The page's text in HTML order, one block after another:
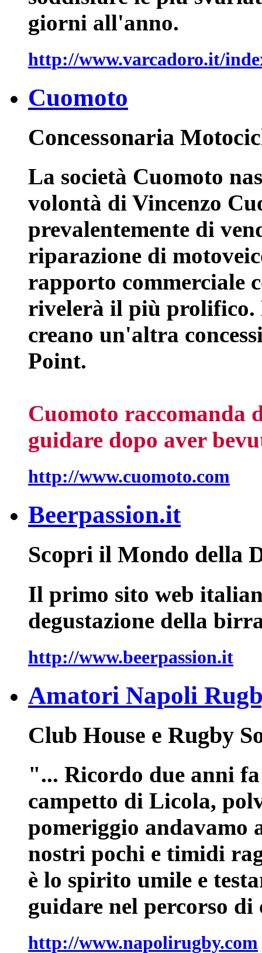
giorni all'anno.
http://www.varcadoro.it/
Cuomoto
Concessonaria
La società Cuomoto
volontà di Vincenzo
prevalentemente di
riparazione di
rapporto commerciale
rivelerà il più prolifico.
creano un'altra
Point.
Cuomoto raccomanda
guidare dopo aver
http://www.cuomoto.com
Beerpassion.it
Scopri il Mondo della
Il primo sito web
degustazione della
http://www.beerpassion.it
Amatori Napoli
Club House e Rugby
"... Ricordo due anni
campetto di Licola,
pomeriggio andavamo
nostri pochi e timidi
è lo spirito umile e
guidare nel percorso di
http://www.napolirugby.com